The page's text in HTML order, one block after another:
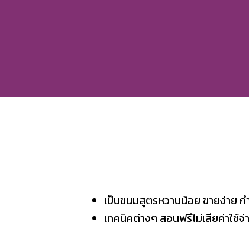
เป็นขนมสูตรหวานน้อย ขายง่าย ก
เทคนิคต่างๆ สอนฟรีไม่เสียค่าใช้จ่